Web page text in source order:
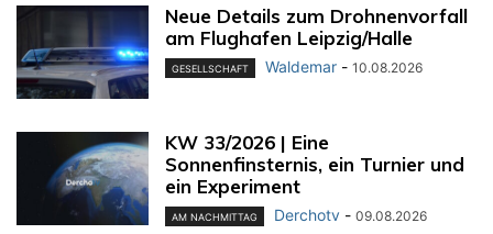
Neue Details zum Drohnenvorfall
am Flughafen Leipzig/Halle
GESELLSCHAFT Waldemar - 10.08.2026
KW 33/2026 | Eine
Sonnenfinsternis, ein Turnier und
ein Experiment
AM NACHMITTAG Derchotv - 09.08.2026